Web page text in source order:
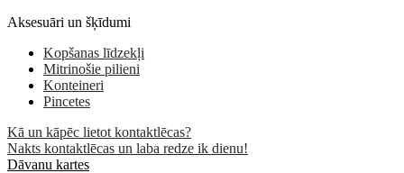
Aksesuāri un šķīdumi
Kopšanas līdzekļi
Mitrinošie pilieni
Konteineri
Pincetes
Kā un kāpēc lietot kontaktlēcas?
Nakts kontaktlēcas un laba redze ik dienu!
Dāvanu kartes